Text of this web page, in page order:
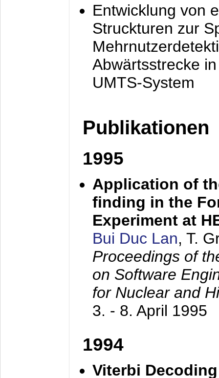
Entwicklung von
Struckturen zur
Abwärtsstrecke
UMTS-System
Publikationen
1995
Application of
finding in the
Experiment at
Bui Duc Lan, T.
Proceedings of
on Software
for Nuclear and
3. - 8. April 1995
1994
Viterbi